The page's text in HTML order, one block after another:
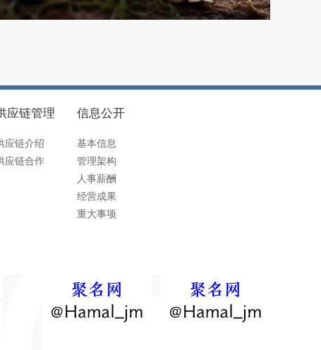
应链管理
应链介绍
应链合作
信息公开
基本信息
管理架构
人事薪酬
经营成果
重大事项